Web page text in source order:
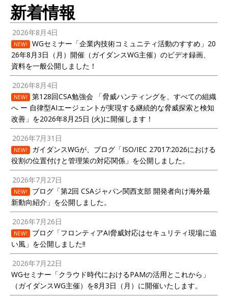
新着情報
2026年8月4日
NEW!
WGセミナー「企業内技術コミュニティ活動のすすめ」20
26年8月3日（月）開催（ガイダンスWG主催）のビデオ録画、
資料を一般公開しました！
2026年8月4日
NEW!
第128回CSA勉強会 「脅威ハンティングを、すべての組織
へ ー 自律型AIエージェントが実現する継続的な脅威探索と検知
改善」を2026年8月25日 (火)に開催します！
2026年7月31日
NEW!
ガイダンスWGが、ブログ「ISO/IEC 27017:2026における
役割の位置付けと管理策の対応関係」を公開しました。
2026年7月27日
NEW!
ブログ「第2回 CSAジャパン関西支部 開発者向け海外最
新動向紹介」を公開しました。
2026年7月26日
NEW!
ブログ「フロンティアAI脅威対応はセキュリティ現場に追
い風」を公開しました!!
2026年7月22日
WGセミナー「クラウド時代におけるPAMの活用とこれから」
（ガイダンスWG主催）を8月3日（月）に開催いたします。